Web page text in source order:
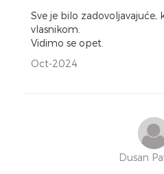
Sve je bilo zadovoljavajuće,
vlasnikom.
Vidimo se opet.
Oct-2024
Dusan